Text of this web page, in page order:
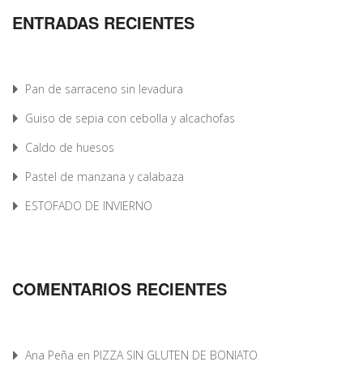
ENTRADAS RECIENTES
Pan de sarraceno sin levadura
Guiso de sepia con cebolla y alcachofas
Caldo de huesos
Pastel de manzana y calabaza
ESTOFADO DE INVIERNO
COMENTARIOS RECIENTES
Ana Peña en PIZZA SIN GLUTEN DE BONIATO